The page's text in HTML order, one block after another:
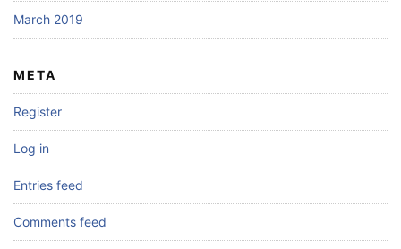
March 2019
META
Register
Log in
Entries feed
Comments feed